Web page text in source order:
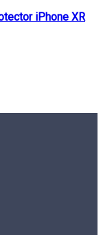
iPhone XR